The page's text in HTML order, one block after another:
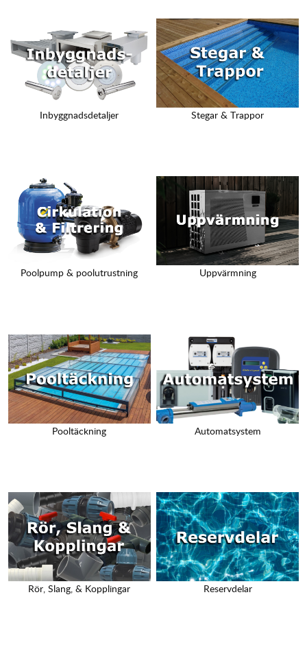
Inbyggnadsdetaljer Stegar & Trappor
Poolpump & poolutrustning Uppvärmning
Pooltäckning Automatsystem
Rör, Slang, & Kopplingar Reservdelar